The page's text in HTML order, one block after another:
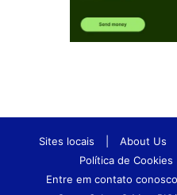
Sites locais About Us
Política de Cookies
Entre em contato conosco